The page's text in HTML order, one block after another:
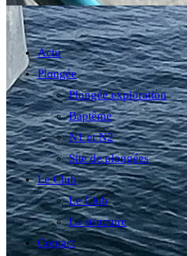
search
Actu
Plongée
Plongée exploration
Baptême
N1 et N2
Site de plongées
Le Club
Le Club
La structure
Contact